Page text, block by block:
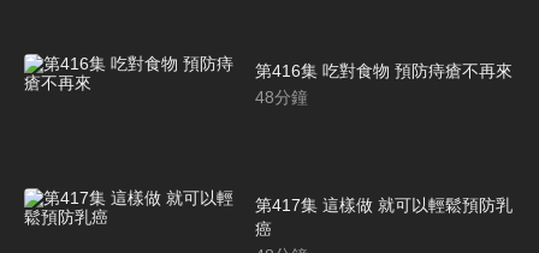
第416集 吃對食物 預防痔瘡不再來
48分鐘
第417集 這樣做 就可以輕鬆預防乳
癌